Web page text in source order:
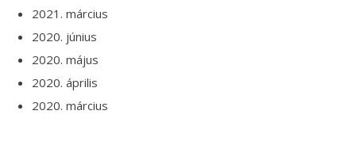
2021. március
2020. június
2020. május
2020. április
2020. március